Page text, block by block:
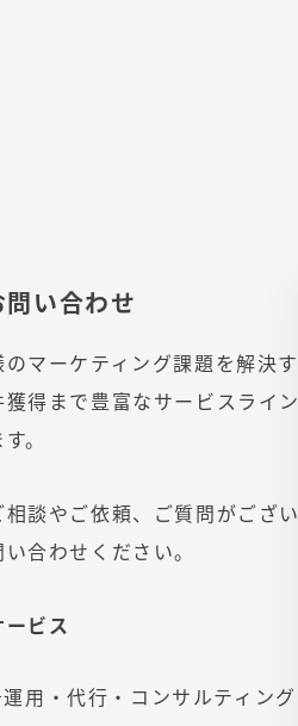
い合わせ
マーケティング課題を解決す
得まで豊富なサービスライン
。
談やご依頼、ご質問がござい
合わせください。
ビス
用・代行・コンサルティング